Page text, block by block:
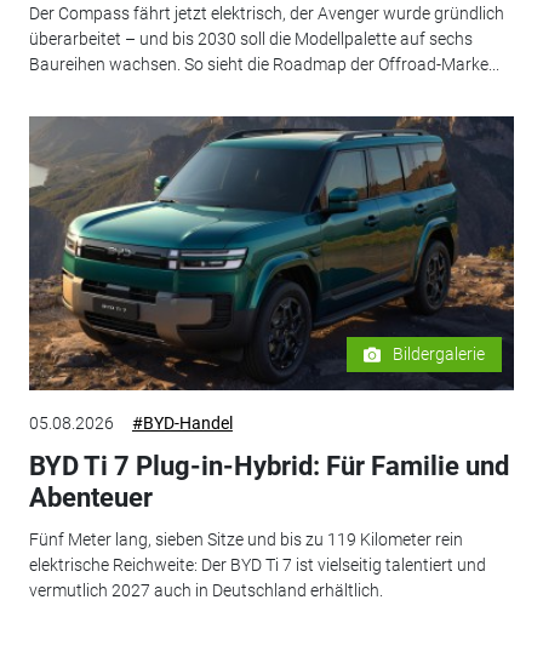
Der Compass fährt jetzt elektrisch, der Avenger wurde gründlich
überarbeitet – und bis 2030 soll die Modellpalette auf sechs
Baureihen wachsen. So sieht die Roadmap der Offroad-Marke...
Bildergalerie
05.08.2026 #BYD-Handel
BYD Ti 7 Plug-in-Hybrid: Für Familie und
Abenteuer
Fünf Meter lang, sieben Sitze und bis zu 119 Kilometer rein
elektrische Reichweite: Der BYD Ti 7 ist vielseitig talentiert und
vermutlich 2027 auch in Deutschland erhältlich.